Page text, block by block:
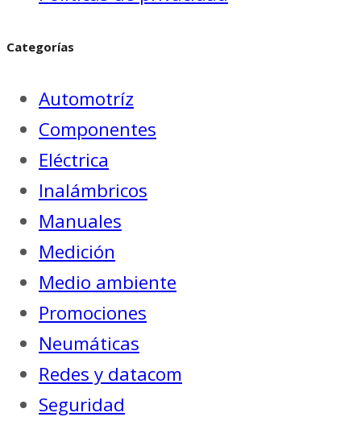
Categorías
Automotríz
Componentes
Eléctrica
Inalámbricos
Manuales
Medición
Medio ambiente
Promociones
Neumáticas
Redes y datacom
Seguridad